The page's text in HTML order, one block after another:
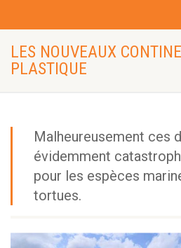
LES NOUVEAUX
PLASTIQUE
Malheureusement ces
évidemment
pour les espèces
tortues.